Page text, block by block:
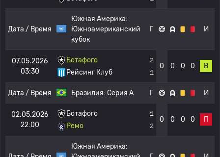
Дата / Время
Южная Америка:
Южноамериканский
кубок
Г И
07.05.2026
03:30
Ботафого
Рейсинг Клуб
2
1
0 0 0 0 В
Дата / Время Бразилия: Серия А Г И
02.05.2026
22:00
Ботафого
Ремо
1
2
0 0 0 0 П
Южная Америка: